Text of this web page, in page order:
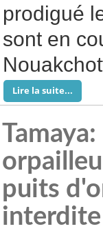
prodigué
sont en
Lire la suite...
puits
interdite